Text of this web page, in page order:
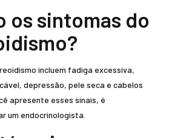
os sintomas do
incluem fadiga excessiva,
depressão, pele seca e cabelos
apresente esses sinais, é
um endocrinologista.